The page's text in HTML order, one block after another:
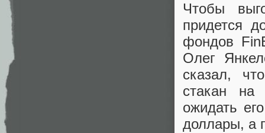
Чтобы
придется
фондов
Олег
сказал,
стакан на
ожидать
доллары, а